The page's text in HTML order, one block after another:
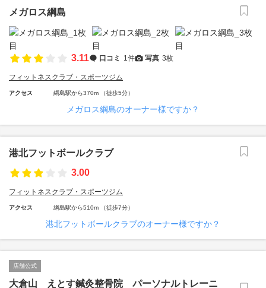
メガロス綱島
3.11 口コミ 1件 写真 3枚
フィットネスクラブ・スポーツジム
アクセス 綱島駅から370m （徒歩5分）
メガロス綱島のオーナー様ですか？
港北フットボールクラブ
3.00
フィットネスクラブ・スポーツジム
アクセス 綱島駅から510m （徒歩7分）
港北フットボールクラブのオーナー様ですか？
店舗公式
大倉山 えとす鍼灸整骨院 パーソナルトレーニ